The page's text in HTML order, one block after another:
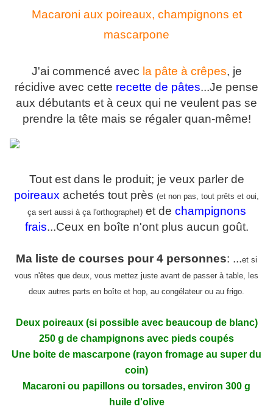
Macaroni aux poireaux, champignons et
mascarpone
J'ai commencé avec la pâte à crêpes, je
récidive avec cette recette de pâtes...Je pense
aux débutants et à ceux qui ne veulent pas se
prendre la tête mais se régaler quan-même!
Tout est dans le produit; je veux parler de
poireaux achetés tout près (et non pas, tout prêts et oui,
ça sert aussi à ça l'orthographe!)et de champignons
frais...Ceux en boîte n'ont plus aucun goût.
Ma liste de courses pour 4 personnes: ...et si
vous n'êtes que deux, vous mettez juste avant de passer à table, les
deux autres parts en boîte et hop, au congélateur ou au frigo.
Deux poireaux (si possible avec beaucoup de blanc)
250 g de champignons avec pieds coupés
Une boite de mascarpone (rayon fromage au super du
coin)
Macaroni ou papillons ou torsades, environ 300 g
huile d'olive